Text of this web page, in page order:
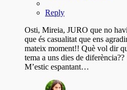
Reply
Osti, Mireia, JURO que no
que és casualitat que ens
mateix moment!! Què vol dir
tema a uns dies de diferència??
M’estic espantant…